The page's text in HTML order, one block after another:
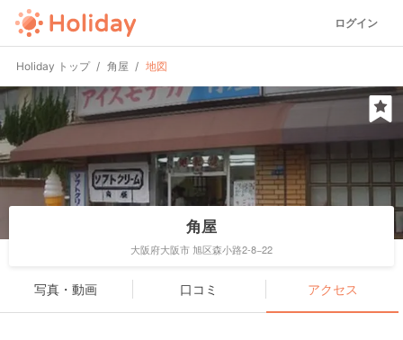
ログイン
Holiday トップ 角屋 地図
角屋
大阪府大阪市 旭区森小路2-8−22
写真・動画 口コミ アクセス